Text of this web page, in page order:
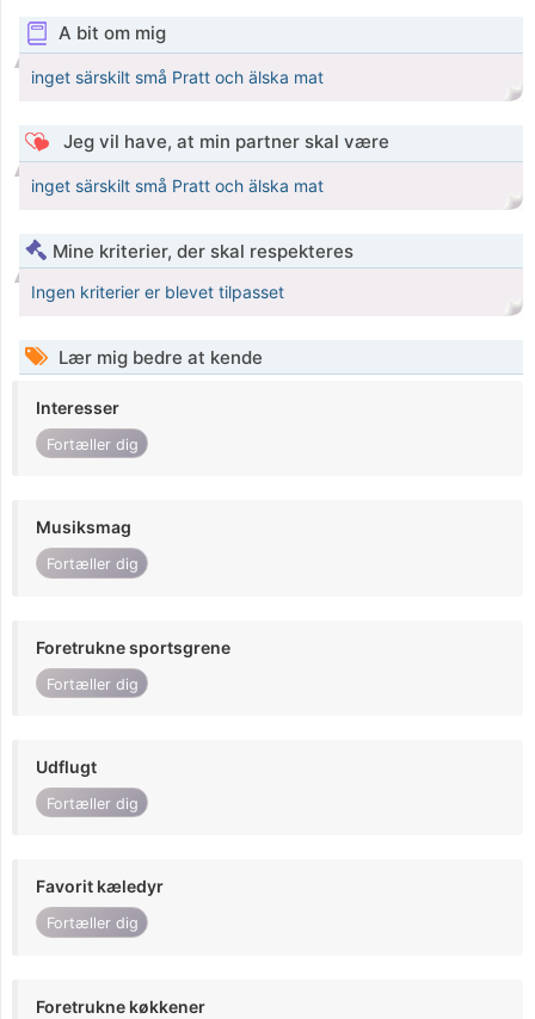
A bit om mig
inget särskilt små Pratt och älska mat
Jeg vil have, at min partner skal være
inget särskilt små Pratt och älska mat
Mine kriterier, der skal respekteres
Ingen kriterier er blevet tilpasset
Lær mig bedre at kende
Interesser
Fortæller dig
Musiksmag
Fortæller dig
Foretrukne sportsgrene
Fortæller dig
Udflugt
Fortæller dig
Favorit kæledyr
Fortæller dig
Foretrukne køkkener